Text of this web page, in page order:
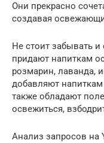
Они прекрасно
создавая
Не стоит забывать и
придают напиткам
розмарин, лаванда,
добавляют напиткам
также обладают
освежиться,
Анализ запросов на